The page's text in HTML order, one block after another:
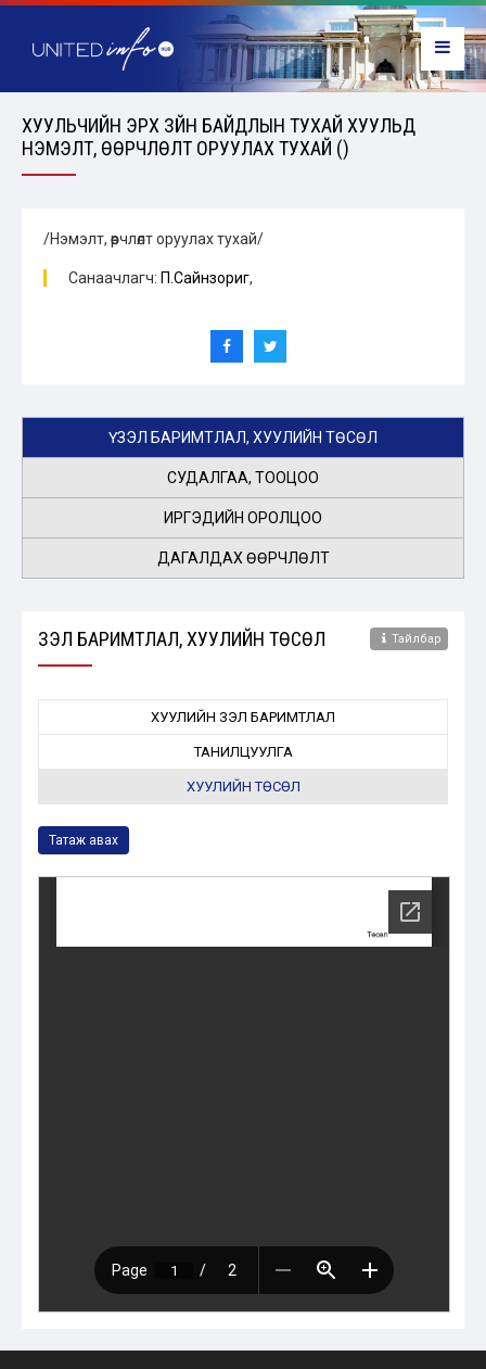
ХУУЛЬЧИЙН ЭРХ ЗҮЙН БАЙДЛЫН ТУХАЙ ХУУЛЬД
НЭМЭЛТ, ӨӨРЧЛӨЛТ ОРУУЛАХ ТУХАЙ ()
/Нэмэлт, өөрчлөлт оруулах тухай/
Санаачлагч: П.Сайнзориг,
ҮЗЭЛ БАРИМТЛАЛ, ХУУЛИЙН ТӨСӨЛ
СУДАЛГАА, ТООЦОО
ИРГЭДИЙН ОРОЛЦОО
ДАГАЛДАХ ӨӨРЧЛӨЛТ
ҮЗЭЛ БАРИМТЛАЛ, ХУУЛИЙН ТӨСӨЛ Тайлбар
ХУУЛИЙН ҮЗЭЛ БАРИМТЛАЛ
ТАНИЛЦУУЛГА
ХУУЛИЙН ТӨСӨЛ
Татаж авах